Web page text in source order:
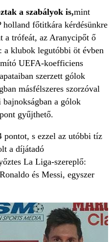
a szabályok is,mint
holland főtitkára kérdésünkre
a trófeát, az Aranycipőt ő
a klubok legutóbbi öt évben
UEFA-koefficiens
szerzett gólok
másfélszeres szorzóval
a gólok
gyűjthető.
s ezzel az utóbbi tíz
a díjátadó
La Liga-szereplő:
és Messi, egyszer